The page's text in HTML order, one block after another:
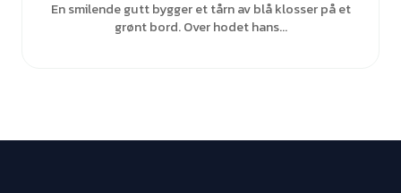
En smilende gutt bygger et tårn av blå klosser på et
grønt bord. Over hodet hans...